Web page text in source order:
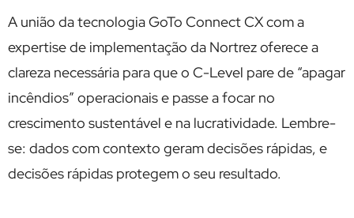
A união da tecnologia GoTo Connect CX com a
expertise de implementação da Nortrez oferece a
clareza necessária para que o C-Level pare de “apagar
incêndios” operacionais e passe a focar no
crescimento sustentável e na lucratividade. Lembre-
se: dados com contexto geram decisões rápidas, e
decisões rápidas protegem o seu resultado.